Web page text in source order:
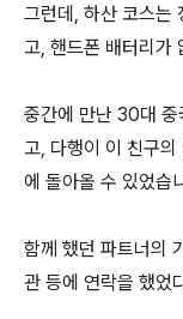
그런데, 하산 코스는
고, 핸드폰 배터리가
중간에 만난 30대 중
고, 다행이 이 친구
에 돌아올 수 있었습
함께 했던 파트너의
관 등에 연락을 했었